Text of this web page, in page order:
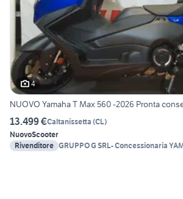
4
NUOVO Yamaha T Max 560 -2026 Pronta
13.499 €Caltanissetta (CL)
NuovoScooter
Rivenditore GRUPPO G SRL- Concessionaria